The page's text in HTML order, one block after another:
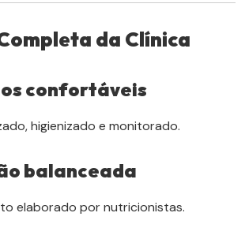
da Clínica
confortáveis
higienizado e monitorado.
balanceada
elaborado por nutricionistas.